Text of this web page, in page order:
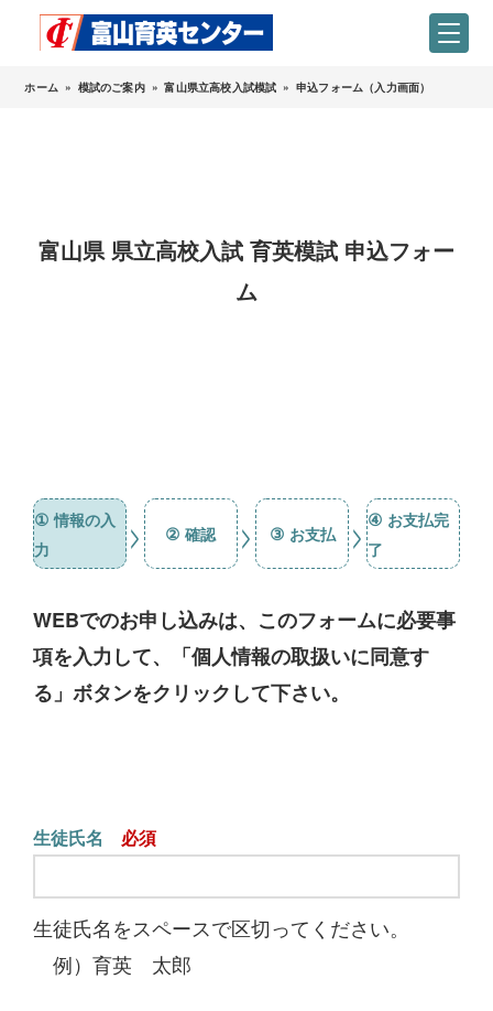
ホーム » 模試のご案内 » 富山県立高校入試模試 » 申込フォーム（入力画面）
富山県 県立高校入試 育英模試 申込フォー
ム
① 情報の入
力
> ② 確認 > ③ お支払 > ④ お支払完
了
WEBでのお申し込みは、このフォームに必要事
項を入力して、「個人情報の取扱いに同意す
る」ボタンをクリックして下さい。
生徒氏名
生徒氏名をスペースで区切ってください。
例）育英 太郎